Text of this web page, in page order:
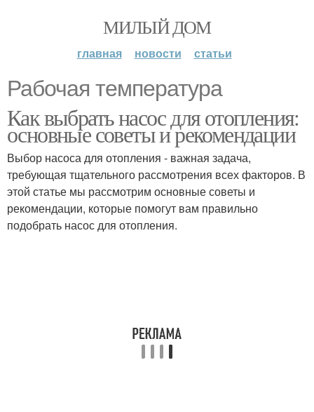
МИЛЫЙ ДОМ
главная новости статьи
Рабочая температура
Как выбрать насос для отопления:
основные советы и рекомендации
Выбор насоса для отопления - важная задача,
требующая тщательного рассмотрения всех факторов. В
этой статье мы рассмотрим основные советы и
рекомендации, которые помогут вам правильно
подобрать насос для отопления.